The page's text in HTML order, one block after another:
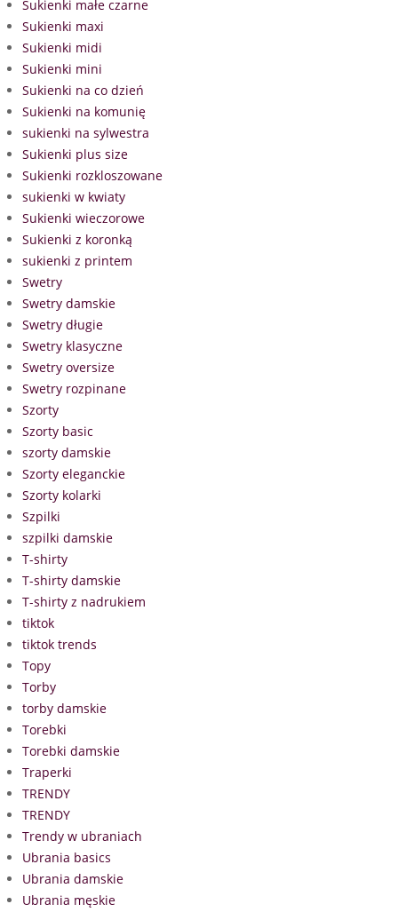
Sukienki małe czarne
Sukienki maxi
Sukienki midi
Sukienki mini
Sukienki na co dzień
Sukienki na komunię
sukienki na sylwestra
Sukienki plus size
Sukienki rozkloszowane
sukienki w kwiaty
Sukienki wieczorowe
Sukienki z koronką
sukienki z printem
Swetry
Swetry damskie
Swetry długie
Swetry klasyczne
Swetry oversize
Swetry rozpinane
Szorty
Szorty basic
szorty damskie
Szorty eleganckie
Szorty kolarki
Szpilki
szpilki damskie
T-shirty
T-shirty damskie
T-shirty z nadrukiem
tiktok
tiktok trends
Topy
Torby
torby damskie
Torebki
Torebki damskie
Traperki
TRENDY
TRENDY
Trendy w ubraniach
Ubrania basics
Ubrania damskie
Ubrania męskie